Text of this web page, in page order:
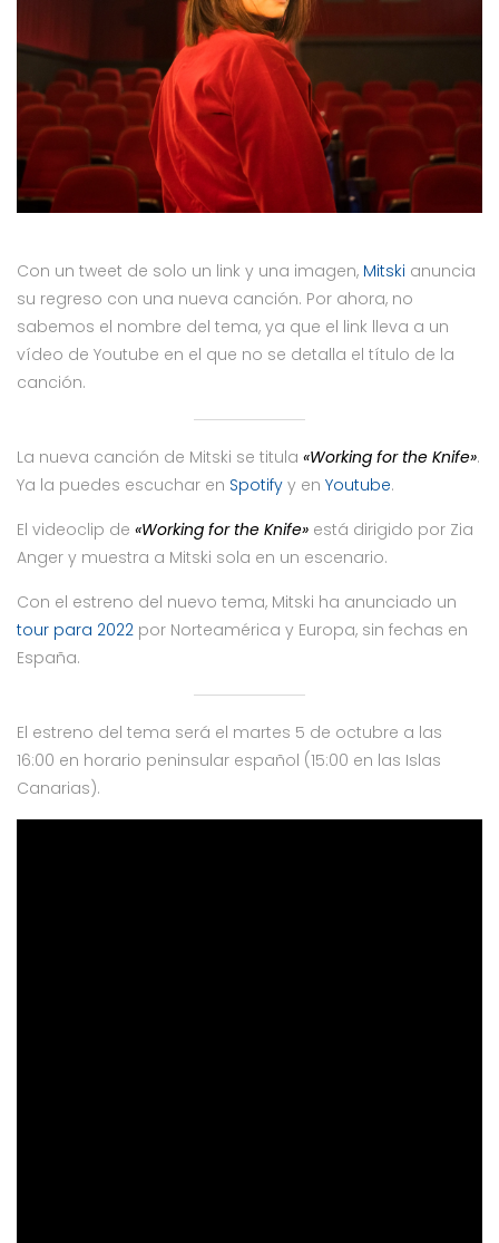
Con un tweet de solo un link y una imagen, Mitski anuncia
su regreso con una nueva canción. Por ahora, no
sabemos el nombre del tema, ya que el link lleva a un
vídeo de Youtube en el que no se detalla el título de la
canción.
La nueva canción de Mitski se titula «Working for the Knife».
Ya la puedes escuchar en Spotify y en Youtube.
El videoclip de «Working for the Knife» está dirigido por Zia
Anger y muestra a Mitski sola en un escenario.
Con el estreno del nuevo tema, Mitski ha anunciado un
tour para 2022 por Norteamérica y Europa, sin fechas en
España.
El estreno del tema será el martes 5 de octubre a las
16:00 en horario peninsular español (15:00 en las Islas
Canarias).